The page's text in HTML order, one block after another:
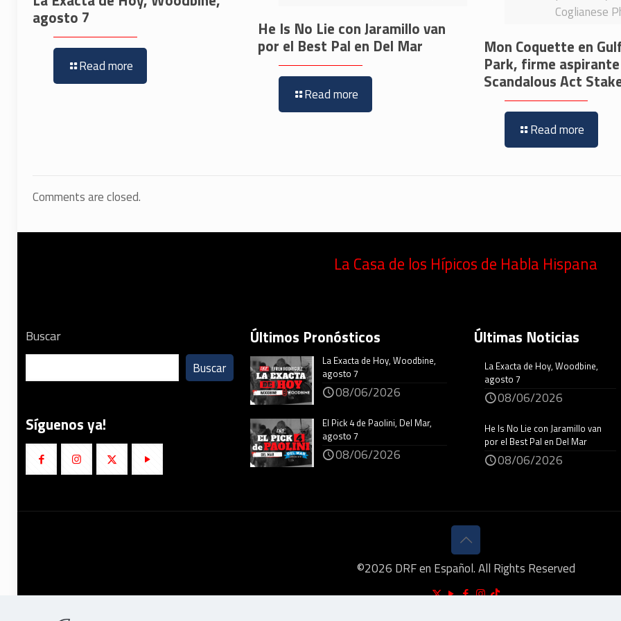
agosto 7
Read more
He Is No Lie con Jaramillo van
por el Best Pal en Del Mar
Read more
Coglianese
Mon Coquette en
Park, firme
Scandalous Act
Read more
Comments are closed.
La Casa de los Hípicos de Habla Hispana
Buscar
Buscar
Síguenos ya!
Últimos Pronósticos
La Exacta de Hoy, Woodbine,
agosto 7
08/06/2026
El Pick 4 de Paolini, Del Mar,
agosto 7
08/06/2026
Últimas Noticias
La Exacta de Hoy, Woodbine,
agosto 7
08/06/2026
He Is No Lie con Jaramillo van
por el Best Pal en Del Mar
08/06/2026
©2026 DRF en Español. All Rights Reserved